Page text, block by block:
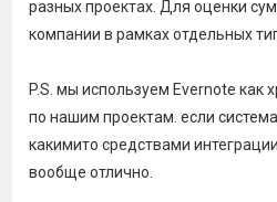
разных проектах. Для оценки
компании в рамках отдельных
P.S. мы используем Evernote
по нашим проектам. если
какимито средствами
вообще отлично.